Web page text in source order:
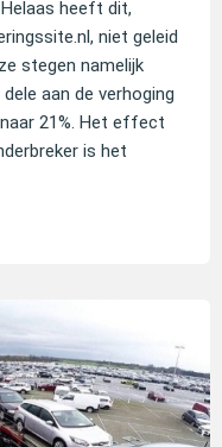
heeft dit,
niet geleid
stegen namelijk
aan de verhoging
21%. Het effect
is het